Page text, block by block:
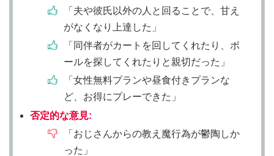
「夫や彼氏以外の人と回ることで、甘え
がなくなり上達した」
「同伴者がカートを回してくれたり、ボ
ールを探してくれたりと親切だった」
「女性無料プランや昼食付きプランな
ど、お得にプレーできた」
否定的な意見:
「おじさんからの教え魔行為が鬱陶しか
った」